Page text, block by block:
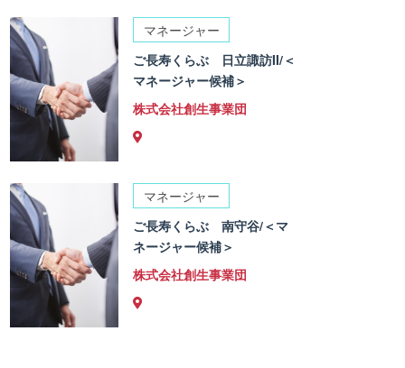
マネージャー
ご長寿くらぶ 日立諏訪II/＜
マネージャー候補＞
株式会社創生事業団
マネージャー
ご長寿くらぶ 南守谷/＜マ
ネージャー候補＞
株式会社創生事業団